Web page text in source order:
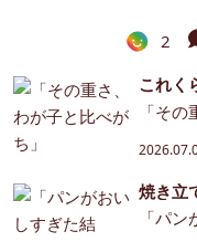
2
これく
「そ
焼き立
「パ